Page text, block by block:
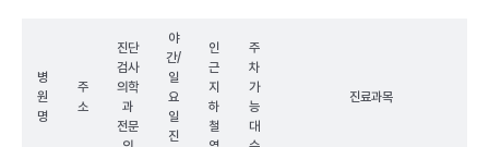
병
원
명
주
소
진단
검사
의학
과
전문
야
간/
일
요
일
진
인
근
지
하
철
주
차
가
능
대
진료과목